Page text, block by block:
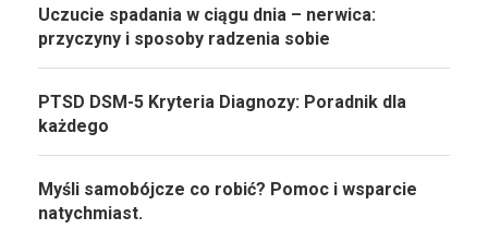
Uczucie spadania w ciągu dnia – nerwica:
przyczyny i sposoby radzenia sobie
PTSD DSM-5 Kryteria Diagnozy: Poradnik dla
każdego
Myśli samobójcze co robić? Pomoc i wsparcie
natychmiast.